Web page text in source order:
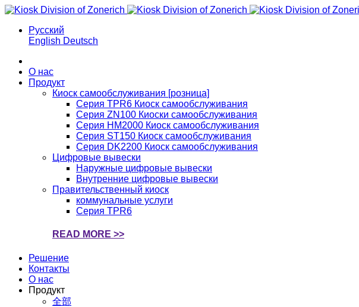
Русский
English Deutsch
О нас
Продукт
Киоск самообслуживания [розница]
Серия TPR6 Киоск самообслуживания
Серия ZN100 Киоски самообслуживания
Серия HM2000 Киоск самообслуживания
Серия ST150 Киоск самообслуживания
Серия DK2200 Киоск самообслуживания
Цифровые вывески
Наружные цифровые вывески
Внутренние цифровые вывески
Правительственный киоск
коммунальные услуги
Серия TPR6
READ MORE >>
Решение
Контакты
О нас
Продукт
全部